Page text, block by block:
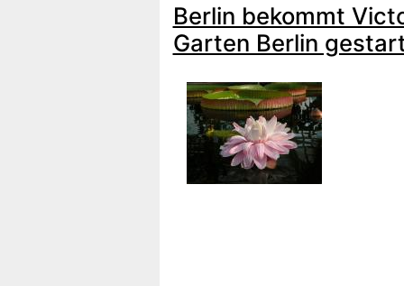
Berlin bekommt
Garten Berlin